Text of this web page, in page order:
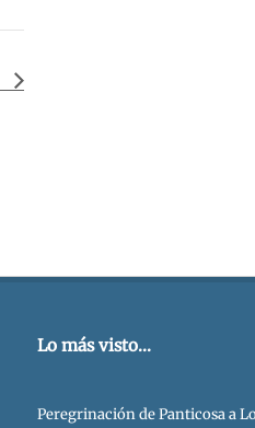
Lo más visto...
Peregrinación de Panticosa a